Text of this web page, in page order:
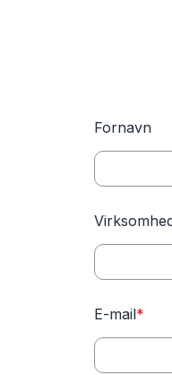
Fornavn
E-mail*